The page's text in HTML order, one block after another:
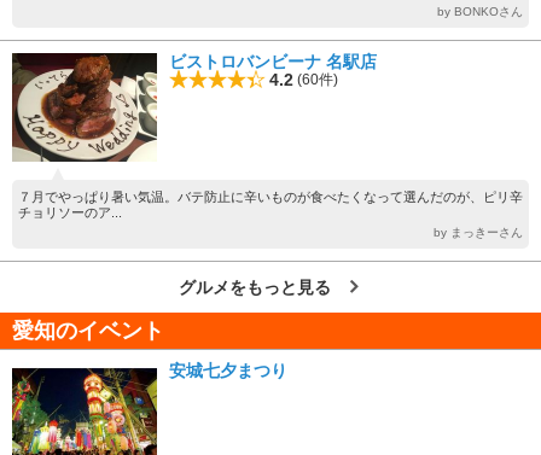
by BONKOさん
ビストロバンビーナ 名駅店
4.2 (60件)
７月でやっぱり暑い気温。バテ防止に辛いものが食べたくなって選んだのが、ピリ辛
チョリソーのア...
by まっきーさん
グルメをもっと見る
愛知のイベント
安城七夕まつり